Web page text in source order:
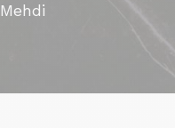
Mehdi